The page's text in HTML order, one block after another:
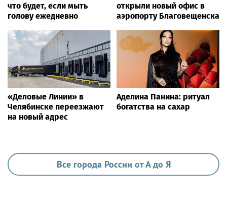
что будет, если мыть
голову ежедневно
открыли новый офис в
аэропорту Благовещенска
«Деловые Линии» в
Челябинске переезжают
на новый адрес
Аделина Панина: ритуал
богатства на сахар
Все города России от А до Я